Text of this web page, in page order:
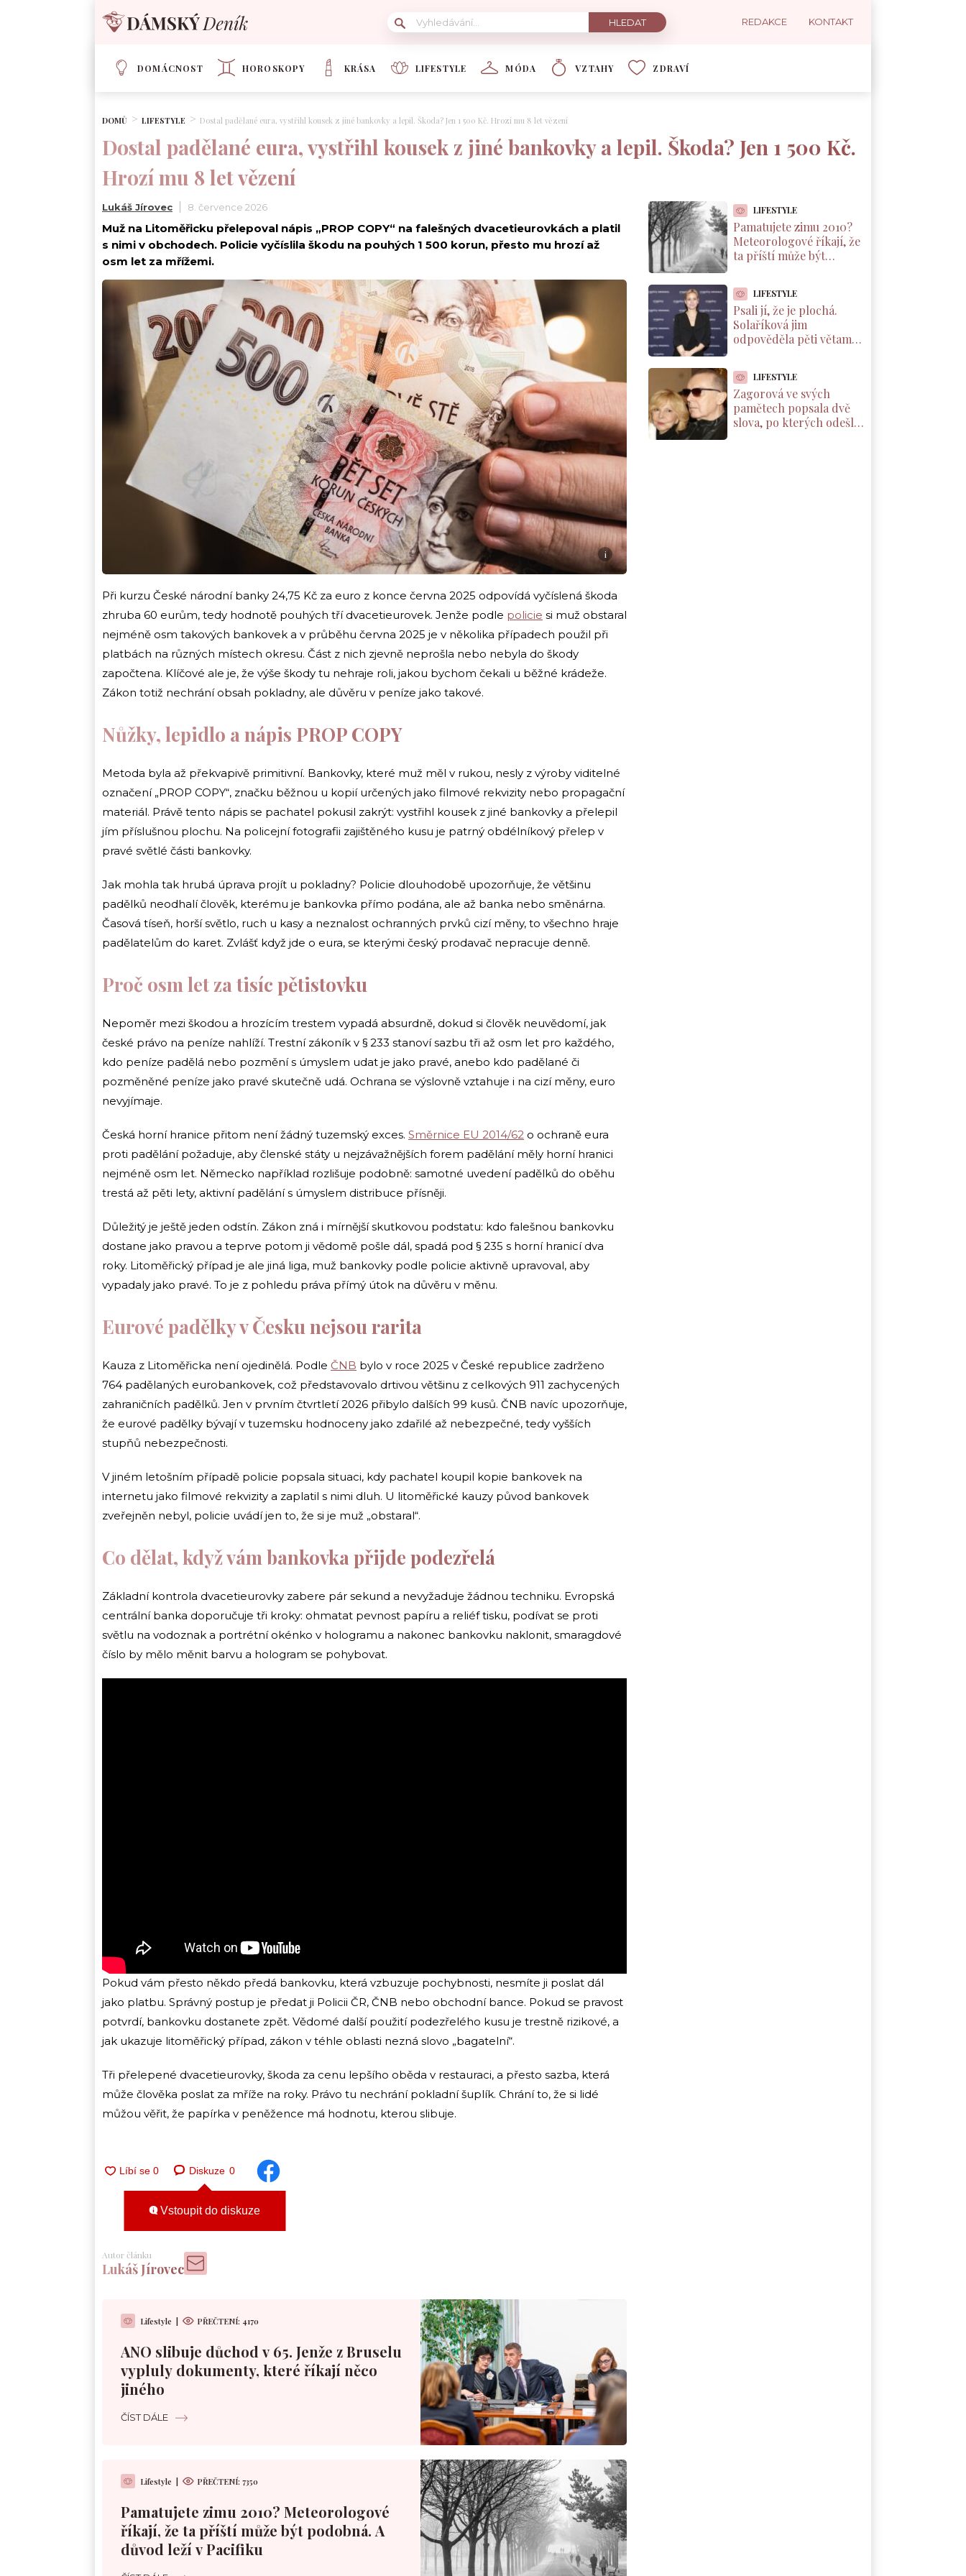
REDAKCE KONTAKT
DOMÁCNOST HOROSKOPY KRÁSA LIFESTYLE MÓDA VZTAHY ZDRAVÍ
DOMŮ LIFESTYLE Dostal padělané eura, vystřihl kousek z jiné bankovky a lepil. Škoda? Jen 1 500 Kč. Hrozí mu 8 let vězení
Dostal padělané eura, vystřihl kousek z jiné bankovky a lepil. Škoda? Jen 1 500 Kč.
Hrozí mu 8 let vězení
Lukáš Jírovec 8. července 2026
Muž na Litoměřicku přelepoval nápis „PROP COPY“ na falešných dvacetieurovkách a platil
s nimi v obchodech. Policie vyčíslila škodu na pouhých 1 500 korun, přesto mu hrozí až
osm let za mřížemi.
i
Při kurzu České národní banky 24,75 Kč za euro z konce června 2025 odpovídá vyčíslená škoda
zhruba 60 eurům, tedy hodnotě pouhých tří dvacetieurovek. Jenže podle policie si muž obstaral
nejméně osm takových bankovek a v průběhu června 2025 je v několika případech použil při
platbách na různých místech okresu. Část z nich zjevně neprošla nebo nebyla do škody
započtena. Klíčové ale je, že výše škody tu nehraje roli, jakou bychom čekali u běžné krádeže.
Zákon totiž nechrání obsah pokladny, ale důvěru v peníze jako takové.
Nůžky, lepidlo a nápis PROP COPY
Metoda byla až překvapivě primitivní. Bankovky, které muž měl v rukou, nesly z výroby viditelné
označení „PROP COPY“, značku běžnou u kopií určených jako filmové rekvizity nebo propagační
materiál. Právě tento nápis se pachatel pokusil zakrýt: vystřihl kousek z jiné bankovky a přelepil
jím příslušnou plochu. Na policejní fotografii zajištěného kusu je patrný obdélníkový přelep v
pravé světlé části bankovky.
Jak mohla tak hrubá úprava projít u pokladny? Policie dlouhodobě upozorňuje, že většinu
padělků neodhalí člověk, kterému je bankovka přímo podána, ale až banka nebo směnárna.
Časová tíseň, horší světlo, ruch u kasy a neznalost ochranných prvků cizí měny, to všechno hraje
padělatelům do karet. Zvlášť když jde o eura, se kterými český prodavač nepracuje denně.
Proč osm let za tisíc pětistovku
Nepoměr mezi škodou a hrozícím trestem vypadá absurdně, dokud si člověk neuvědomí, jak
české právo na peníze nahlíží. Trestní zákoník v § 233 stanoví sazbu tři až osm let pro každého,
kdo peníze padělá nebo pozmění s úmyslem udat je jako pravé, anebo kdo padělané či
pozměněné peníze jako pravé skutečně udá. Ochrana se výslovně vztahuje i na cizí měny, euro
nevyjímaje.
Česká horní hranice přitom není žádný tuzemský exces. Směrnice EU 2014/62 o ochraně eura
proti padělání požaduje, aby členské státy u nejzávažnějších forem padělání měly horní hranici
nejméně osm let. Německo například rozlišuje podobně: samotné uvedení padělků do oběhu
trestá až pěti lety, aktivní padělání s úmyslem distribuce přísněji.
Důležitý je ještě jeden odstín. Zákon zná i mírnější skutkovou podstatu: kdo falešnou bankovku
dostane jako pravou a teprve potom ji vědomě pošle dál, spadá pod § 235 s horní hranicí dva
roky. Litoměřický případ je ale jiná liga, muž bankovky podle policie aktivně upravoval, aby
vypadaly jako pravé. To je z pohledu práva přímý útok na důvěru v měnu.
Eurové padělky v Česku nejsou rarita
Kauza z Litoměřicka není ojedinělá. Podle ČNB bylo v roce 2025 v České republice zadrženo
764 padělaných eurobankovek, což představovalo drtivou většinu z celkových 911 zachycených
zahraničních padělků. Jen v prvním čtvrtletí 2026 přibylo dalších 99 kusů. ČNB navíc upozorňuje,
že eurové padělky bývají v tuzemsku hodnoceny jako zdařilé až nebezpečné, tedy vyšších
stupňů nebezpečnosti.
V jiném letošním případě policie popsala situaci, kdy pachatel koupil kopie bankovek na
internetu jako filmové rekvizity a zaplatil s nimi dluh. U litoměřické kauzy původ bankovek
zveřejněn nebyl, policie uvádí jen to, že si je muž „obstaral“.
Co dělat, když vám bankovka přijde podezřelá
Základní kontrola dvacetieurovky zabere pár sekund a nevyžaduje žádnou techniku. Evropská
centrální banka doporučuje tři kroky: ohmatat pevnost papíru a reliéf tisku, podívat se proti
světlu na vodoznak a portrétní okénko v hologramu a nakonec bankovku naklonit, smaragdové
číslo by mělo měnit barvu a hologram se pohybovat.
Pokud vám přesto někdo předá bankovku, která vzbuzuje pochybnosti, nesmíte ji poslat dál
jako platbu. Správný postup je předat ji Policii ČR, ČNB nebo obchodní bance. Pokud se pravost
potvrdí, bankovku dostanete zpět. Vědomé další použití podezřelého kusu je trestně rizikové, a
jak ukazuje litoměřický případ, zákon v téhle oblasti nezná slovo „bagatelní“.
Tři přelepené dvacetieurovky, škoda za cenu lepšího oběda v restauraci, a přesto sazba, která
může člověka poslat za mříže na roky. Právo tu nechrání pokladní šuplík. Chrání to, že si lidé
můžou věřit, že papírka v peněžence má hodnotu, kterou slibuje.
Diskuze 0
Vstoupit do diskuze
Autor článku
Lukáš Jírovec
Lifestyle PŘEČTENÍ: 4170
ANO slibuje důchod v 65. Jenže z Bruselu
vypluly dokumenty, které říkají něco
jiného
ČÍST DÁLE
Lifestyle PŘEČTENÍ: 7350
Pamatujete zimu 2010? Meteorologové
říkají, že ta příští může být podobná. A
důvod leží v Pacifiku
LIFESTYLE
Pamatujete zimu 2010?
Meteorologové říkají, že
ta příští může být
Pacifiku
LIFESTYLE
Psali jí, že je plochá.
Solaříková jim
odpověděla pěti větami,
každý rodič dcery
LIFESTYLE
Zagorová ve svých
pamětech popsala dvě
slova, po kterých odešla